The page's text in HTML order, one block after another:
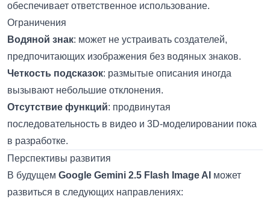
обеспечивает ответственное использование.
Ограничения
Водяной знак: может не устраивать создателей,
предпочитающих изображения без водяных знаков.
Четкость подсказок: размытые описания иногда
вызывают небольшие отклонения.
Отсутствие функций: продвинутая
последовательность в видео и 3D-моделировании пока
в разработке.
Перспективы развития
В будущем Google Gemini 2.5 Flash Image AI может
развиться в следующих направлениях: